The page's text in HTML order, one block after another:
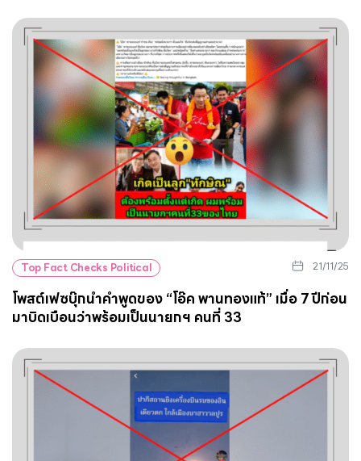
Top Fact Checks Political 21/11/25
โพสต์เฟซบุ๊กนำคำพูดของ “โอ๊ค พานทองแท้” เมื่อ 7 ปีก่อน
มาบิดเบือนว่าพร้อมเป็นนายกฯ คนที่ 33